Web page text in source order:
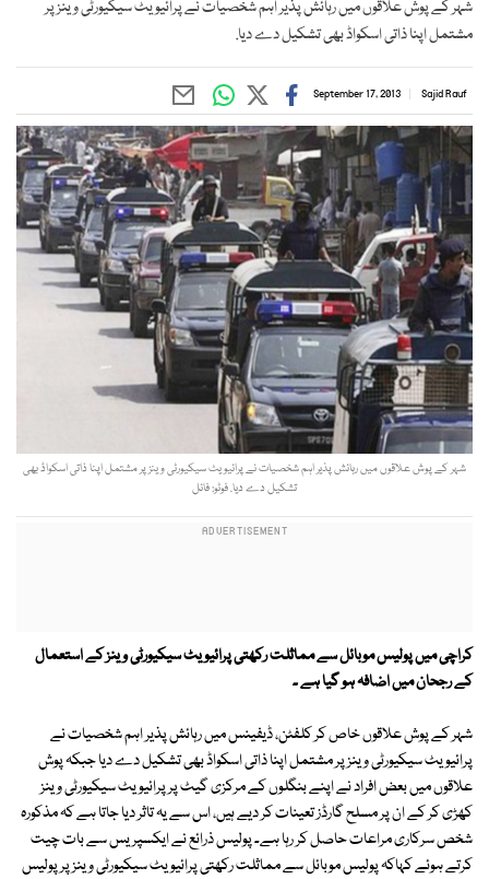
شہر کے پوش علاقوں میں رہائش پذیر اہم شخصیات نے پرائیویٹ سیکیورٹی وینز پر
مشتمل اپنا ذاتی اسکواڈ بھی تشکیل دے دیا.
Sajid Rauf
September 17, 2013
شہر کے پوش علاقوں میں رہائش پذیر اہم شخصیات نے پرائیویٹ سیکیورٹی وینز پر مشتمل اپنا ذاتی اسکواڈ بھی
تشکیل دے دیا. فوٹو: فائل
کراچی میں پولیس موبائل سے مماثلت رکھتی پرائیویٹ سیکیورٹی وینز کے استعمال
کے رجحان میں اضافہ ہو گیا ہے ۔
شہر کے پوش علاقوں خاص کر کلفٹن، ڈیفینس میں رہائش پذیر اہم شخصیات نے
پرائیویٹ سیکیورٹی وینز پر مشتمل اپنا ذاتی اسکواڈ بھی تشکیل دے دیا جبکہ پوش
علاقوں میں بعض افراد نے اپنے بنگلوں کے مرکزی گیٹ پر پرائیویٹ سیکیورٹی وینز
کھڑی کر کے ان پر مسلح گارڈز تعینات کر دیے ہیں، اس سے یہ تاثر دیا جاتا ہے کہ مذکورہ
شخص سرکاری مراعات حاصل کر رہا ہے۔ پولیس ذرائع نے ایکسپریس سے بات چیت
کرتے ہوئے کہاکہ پولیس موبائل سے مماثلت رکھتی پرائیویٹ سیکیورٹی وینز پر پولیس